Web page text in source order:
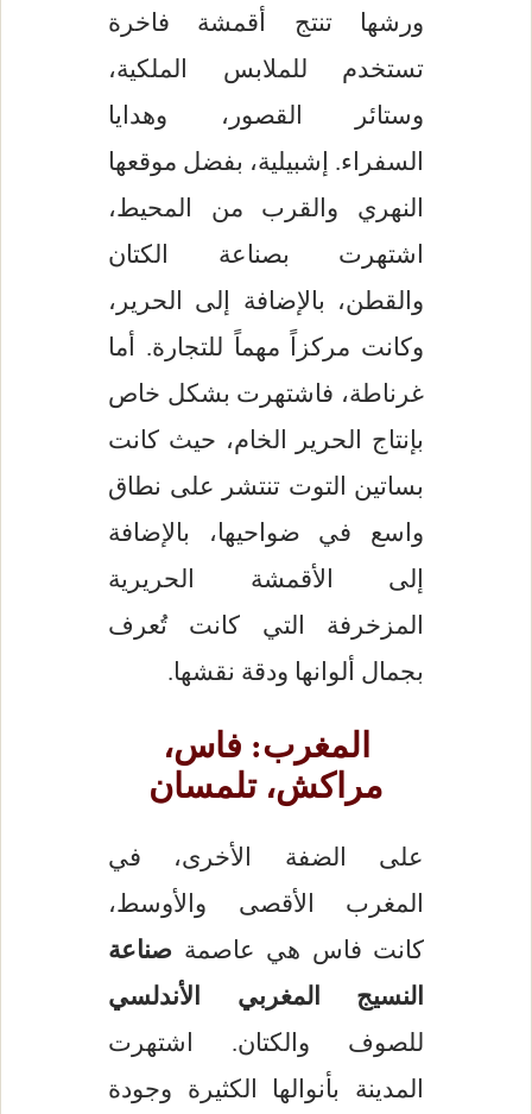
ورشها تنتج أقمشة فاخرة
تستخدم للملابس الملكية،
وستائر القصور، وهدايا
السفراء. إشبيلية، بفضل موقعها
النهري والقرب من المحيط،
اشتهرت بصناعة الكتان
والقطن، بالإضافة إلى الحرير،
وكانت مركزاً مهماً للتجارة. أما
غرناطة، فاشتهرت بشكل خاص
بإنتاج الحرير الخام، حيث كانت
بساتين التوت تنتشر على نطاق
واسع في ضواحيها، بالإضافة
إلى الأقمشة الحريرية
المزخرفة التي كانت تُعرف
بجمال ألوانها ودقة نقشها.
المغرب: فاس،
مراكش، تلمسان
على الضفة الأخرى، في
المغرب الأقصى والأوسط،
كانت فاس هي عاصمةصناعة
النسيج المغربي الأندلسي
للصوف والكتان. اشتهرت
المدينة بأنوالها الكثيرة وجودة